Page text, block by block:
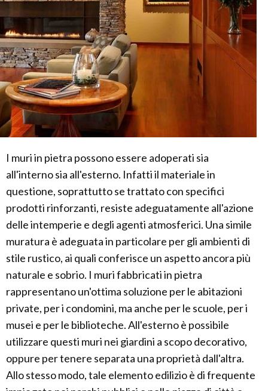
I muri in pietra possono essere adoperati sia
all'interno sia all'esterno. Infatti il materiale in
questione, soprattutto se trattato con specifici
prodotti rinforzanti, resiste adeguatamente all'azione
delle intemperie e degli agenti atmosferici. Una simile
muratura è adeguata in particolare per gli ambienti di
stile rustico, ai quali conferisce un aspetto ancora più
naturale e sobrio. I muri fabbricati in pietra
rappresentano un'ottima soluzione per le abitazioni
private, per i condomini, ma anche per le scuole, per i
musei e per le biblioteche. All'esterno è possibile
utilizzare questi muri nei giardini a scopo decorativo,
oppure per tenere separata una proprietà dall'altra.
Allo stesso modo, tale elemento edilizio è di frequente